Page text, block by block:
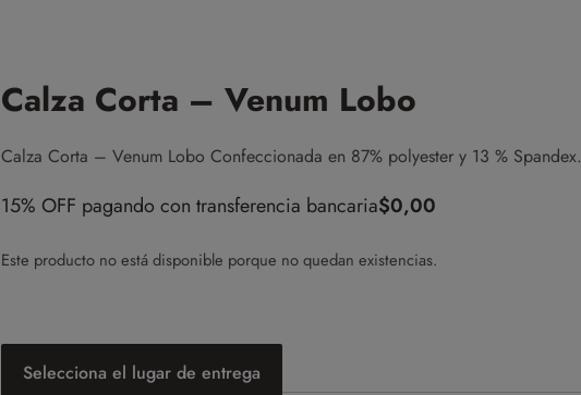
Calza Corta – Venum Lobo
Calza Corta – Venum Lobo Confeccionada en 87% polyester y 13 % Spandex.
15% OFF pagando con transferencia bancaria$0,00
Este producto no está disponible porque no quedan existencias.
Selecciona el lugar de entrega